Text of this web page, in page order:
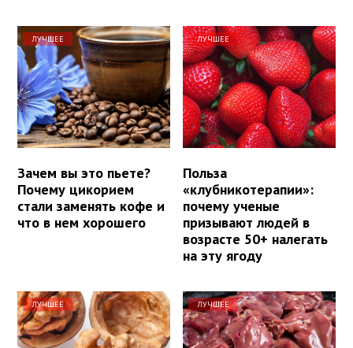
ЛУЧШЕЕ
Зачем вы это пьете?
Почему цикорием
стали заменять кофе и
что в нем хорошего
ЛУЧШЕЕ
Польза
«клубникотерапии»:
почему ученые
призывают людей в
возрасте 50+ налегать
на эту ягоду
ЛУЧШЕЕ ЛУЧШЕЕ